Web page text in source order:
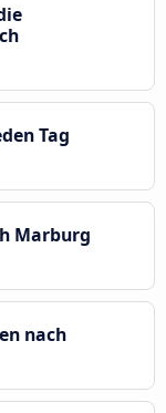
Tag
Marburg
nach